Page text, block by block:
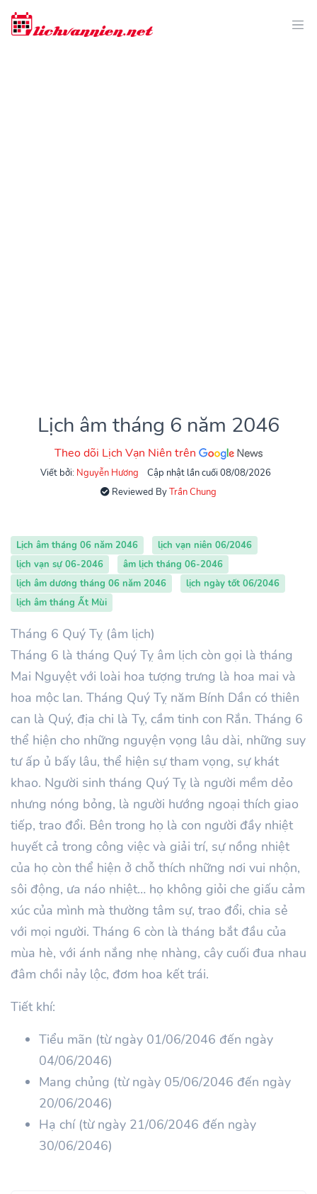
Lịch âm tháng 6 năm 2046
Theo dõi Lịch Vạn Niên trên
Viết bởi: Nguyễn Hương
Cập nhật lần cuối 08/08/2026
Reviewed ByTrần Chung
Lịch âm tháng 06 năm 2046
lịch vạn niên 06/2046
lịch vạn sự 06-2046
âm lịch tháng 06-2046
lịch âm dương tháng 06 năm 2046
lịch ngày tốt 06/2046
lịch âm tháng Ất Mùi
Tháng 6 Quý Tỵ (âm lịch)
Tháng 6 là tháng Quý Tỵ âm lịch còn gọi là tháng
Mai Nguyệt với loài hoa tượng trưng là hoa mai và
hoa mộc lan. Tháng Quý Tỵ năm Bính Dần có thiên
can là Quý, địa chi là Tỵ, cầm tinh con Rắn. Tháng 6
thể hiện cho những nguyện vọng lâu dài, những suy
tư ấp ủ bấy lâu, thể hiện sự tham vọng, sự khát
khao. Người sinh tháng Quý Tỵ là người mềm dẻo
nhưng nóng bỏng, là người hướng ngoại thích giao
tiếp, trao đổi. Bên trong họ là con người đầy nhiệt
huyết cả trong công việc và giải trí, sự nồng nhiệt
của họ còn thể hiện ở chỗ thích những nơi vui nhộn,
sôi động, ưa náo nhiệt… họ không giỏi che giấu cảm
xúc của mình mà thường tâm sự, trao đổi, chia sẻ
với mọi người. Tháng 6 còn là tháng bắt đầu của
mùa hè, với ánh nắng nhẹ nhàng, cây cuối đua nhau
đâm chồi nảy lộc, đơm hoa kết trái.
Tiết khí:
Tiểu mãn (từ ngày 01/06/2046 đến ngày
04/06/2046)
Mang chủng (từ ngày 05/06/2046 đến ngày
20/06/2046)
Hạ chí (từ ngày 21/06/2046 đến ngày
30/06/2046)